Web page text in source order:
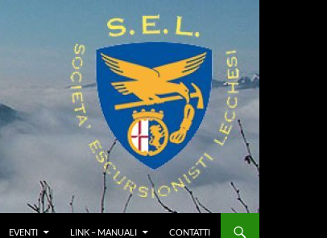
EVENTI LINK – MANUALI CONTATTI